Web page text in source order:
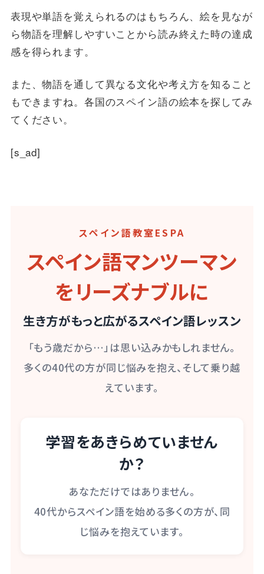
表現や単語を覚えられるのはもちろん、絵を見なが
ら物語を理解しやすいことから読み終えた時の達成
感を得られます。
また、物語を通して異なる文化や考え方を知ること
もできますね。各国のスペイン語の絵本を探してみ
てください。
[s_ad]
スペイン語教室ESPA
スペイン語マンツーマン
をリーズナブルに
生き方がもっと広がるスペイン語レッスン
「もう歳だから…」は思い込みかもしれません。
多くの40代の方が同じ悩みを抱え、そして乗り越
えています。
学習をあきらめていません
か？
あなただけではありません。
40代からスペイン語を始める多くの方が、同
じ悩みを抱えています。